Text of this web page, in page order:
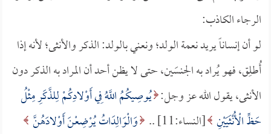
الرجاء الكاذب:
لو أن إنساناً يريد نعمة الولد؛ ونعني بالولد: الذكر والأنثى؛ لأنه إذا
أُطلِق، فهو يُراد به الجنسَين، حتى لا يظن أحد أن المراد به الذكر دون
الأنثى، يقول الله عز وجل: يُوصِيكُمُ اللَّهُ فِي أَوْلادِكُمْ لِلذَّكَرِ مِثْلُ
حَظِّ الْأُنْثَيَيْنِ [النساء:11] ..
وَالْوَالِدَاتُ يُرْضِعْنَ أَوْلادَهُنَّ